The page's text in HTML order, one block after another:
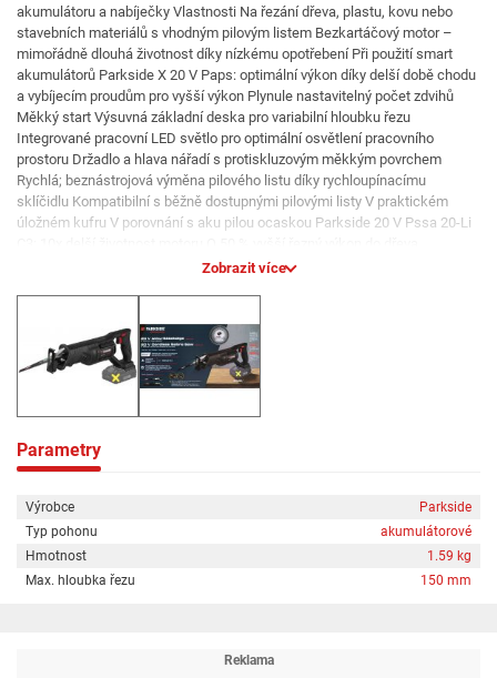
akumulátoru a nabíječky Vlastnosti Na řezání dřeva, plastu, kovu nebo
stavebních materiálů s vhodným pilovým listem Bezkartáčový motor –
mimořádně dlouhá životnost díky nízkému opotřebení Při použití smart
akumulátorů Parkside X 20 V Paps: optimální výkon díky delší době chodu
a vybíjecím proudům pro vyšší výkon Plynule nastavitelný počet zdvihů
Měkký start Výsuvná základní deska pro variabilní hloubku řezu
Integrované pracovní LED světlo pro optimální osvětlení pracovního
prostoru Držadlo a hlava nářadí s protiskluzovým měkkým povrchem
Rychlá; beznástrojová výměna pilového listu díky rychloupínacímu
sklíčidlu Kompatibilní s běžně dostupnými pilovými listy V praktickém
úložném kufru V porovnání s aku pilou ocaskou Parkside 20 V Pssa 20-Li
Kompatibilní se všemi akumulátory série Parkside X 20 V Team
počet zdvihů: 0–3000 min Napětí akumulátoru: 20 V Délka zdvihu: cca 22
mm Hloubka řezu: cca 150 mm do dřeva, 15 mm do nelegované oceli, 20
mm do barevných kovů, 100 mm do kovových trubek Odsávání prachu: ne
Příslušenství: 1x pilový list na dřevo, 1x pilový list na kov Úložný kufr: ano
Zobrazit více
Parametry
Výrobce
Parkside
Typ pohonu
akumulátorové
Hmotnost
1.59 kg
Max. hloubka řezu
150 mm